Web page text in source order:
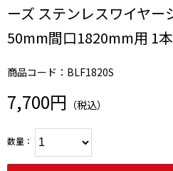
ーズ ステンレスワイヤー
50mm間口1820mm用 1本
商品コード：BLF1820S
7,700円 （税込）
数量：